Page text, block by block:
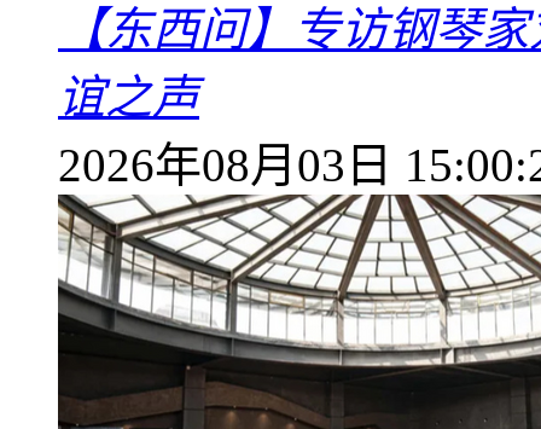
【东西问】专访钢琴
谊之声
2026年08月03日